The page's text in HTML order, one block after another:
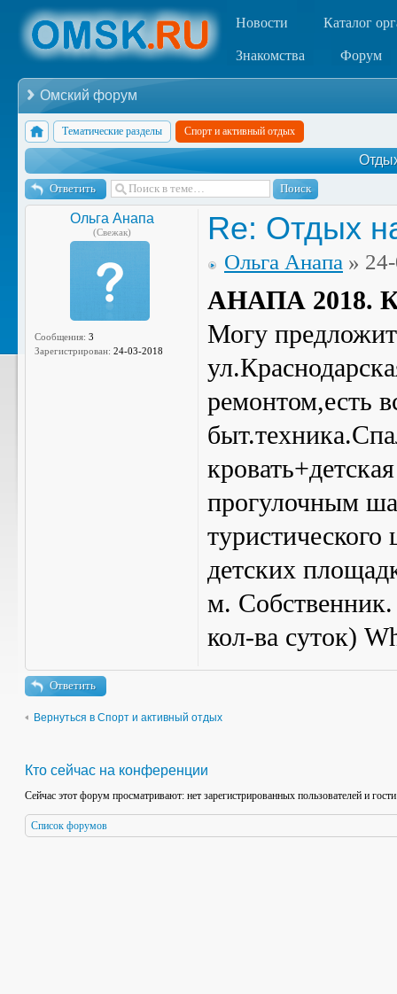
Новости Каталог
Знакомства Форум
Омский форум
Тематические разделы Спорт и активный отдых
Ответить
Ольга Анапа
(Свежак)
Сообщения: 3
Зарегистрирован: 24-03-2018
Re: Отдых
Ольга Анапа »
АНАПА 2018.
Могу
ремонтом,есть
прогулочным
детских
м.
кол-ва суток)
Ответить
Вернуться в Спорт и активный отдых
Кто сейчас на конференции
Сейчас этот форум просматривают: нет зарегистрированных пользователей и
Список форумов